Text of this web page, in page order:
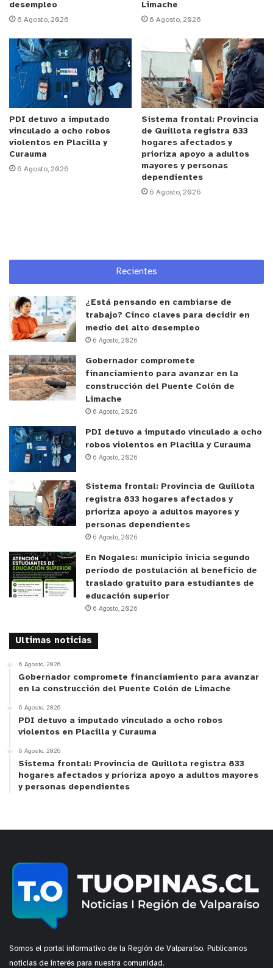
de la justicia.
Por instrucción de laFiscalía Local de Viña del Mar,
el imputado fue puesto a disposición del tribunal
para sucontrol de detención.
y tú, ¿qué opinas?
desempleo
6 Agosto, 2026
Limache
6 Agosto, 2026
PDI detuvo a imputado
vinculado a ocho robos
violentos en Placilla y
Curauma
6 Agosto, 2026
Sistema frontal: Provincia
de Quillota registra 833
hogares afectados y
prioriza apoyo a adultos
mayores y personas
dependientes
6 Agosto, 2026
Recientes
¿Está pensando en cambiarse de
trabajo? Cinco claves para decidir en
medio del alto desempleo
6 Agosto, 2026
Gobernador compromete
financiamiento para avanzar en la
construcción del Puente Colón de
Limache
6 Agosto, 2026
PDI detuvo a imputado vinculado a ocho
robos violentos en Placilla y Curauma
6 Agosto, 2026
Sistema frontal: Provincia de Quillota
registra 833 hogares afectados y
prioriza apoyo a adultos mayores y
personas dependientes
6 Agosto, 2026
En Nogales: municipio inicia segundo
período de postulación al beneficio de
traslado gratuito para estudiantes de
educación superior
6 Agosto, 2026
Ultimas noticias
6 Agosto, 2026
Gobernador compromete financiamiento para avanzar
en la construcción del Puente Colón de Limache
6 Agosto, 2026
PDI detuvo a imputado vinculado a ocho robos
violentos en Placilla y Curauma
6 Agosto, 2026
Sistema frontal: Provincia de Quillota registra 833
hogares afectados y prioriza apoyo a adultos mayores
y personas dependientes
Somos el portal informativo de la Región de Valparaíso. Publicamos
noticias de interés para nuestra comunidad.